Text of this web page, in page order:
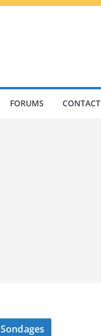
FORUMS CONTACT
Sondages